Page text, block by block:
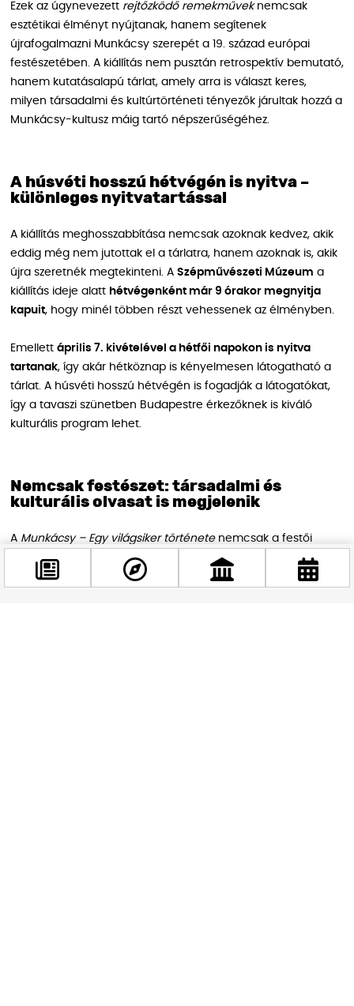
Ezek az úgynevezett rejtőzködő remekműveknemcsak
esztétikai élményt nyújtanak, hanem segítenek
újrafogalmazni Munkácsy szerepét a 19. század európai
festészetében. A kiállítás nem pusztán retrospektív bemutató,
hanem kutatásalapú tárlat, amely arra is választ keres,
milyen társadalmi és kultúrtörténeti tényezők járultak hozzá a
Munkácsy-kultusz máig tartó népszerűségéhez.
A húsvéti hosszú hétvégén is nyitva –
különleges nyitvatartással
A kiállítás meghosszabbítása nemcsak azoknak kedvez, akik
eddig még nem jutottak el a tárlatra, hanem azoknak is, akik
újra szeretnék megtekinteni. A Szépművészeti Múzeum a
kiállítás ideje alatt hétvégenként már 9 órakor megnyitja
kapuit, hogy minél többen részt vehessenek az élményben.
Emellett április 7. kivételével a hétfői napokon is nyitva
tartanak, így akár hétköznap is kényelmesen látogatható a
tárlat. A húsvéti hosszú hétvégén is fogadják a látogatókat,
így a tavaszi szünetben Budapestre érkezőknek is kiváló
kulturális program lehet.
Nemcsak festészet: társadalmi és
kulturális olvasat is megjelenik
A Munkácsy – Egy világsiker történetenemcsak a festői
életmű bemutatására törekszik, hanem mélyebb rétegeit is
feltárja: miként illeszkedett Munkácsy munkássága a kor